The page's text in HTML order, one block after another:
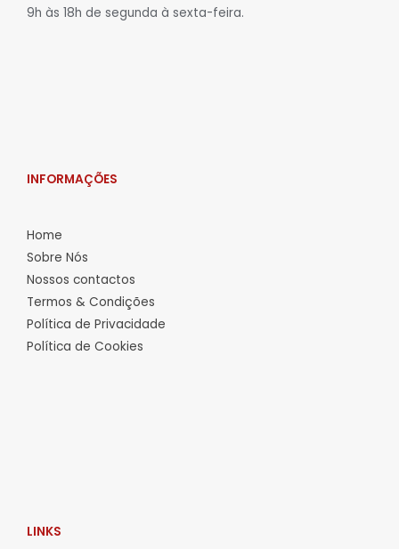
9h às 18h de segunda à sexta-feira.
INFORMAÇÕES
Home
Sobre Nós
Nossos contactos
Termos & Condições
Política de Privacidade
Política de Cookies
LINKS